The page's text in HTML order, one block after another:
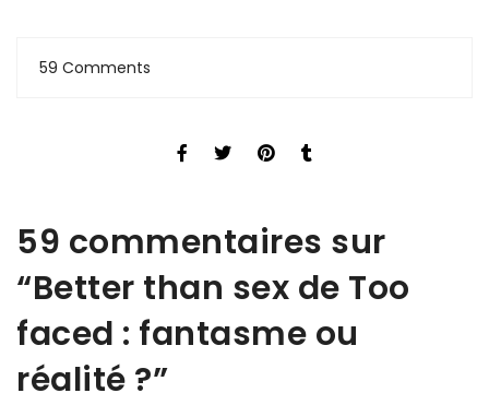
59 Comments
59 commentaires sur
“Better than sex de Too
faced : fantasme ou
réalité ?”